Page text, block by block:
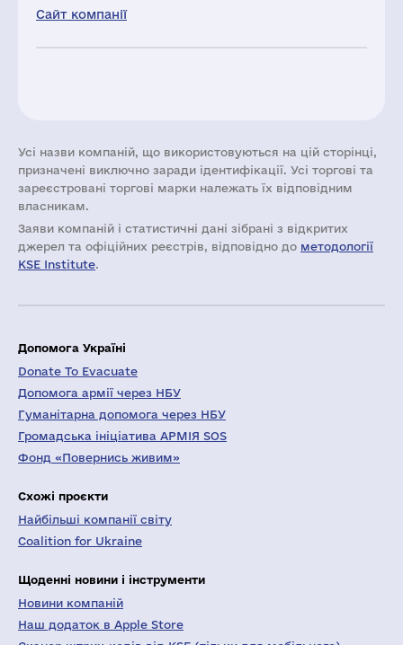
Сайт компанії
Усі назви компаній, що використовуються на цій сторінці,
призначені виключно заради ідентифікації. Усі торгові та
зареєстровані торгові марки належать їх відповідним
власникам.
Заяви компаній i статистичні дані зібрані з відкритих
джерел та офіційних реєстрів, відповідно до методології
KSE Institute.
Допомога Україні
Donate To Evacuate
Допомога армії через НБУ
Гуманітарна допомога через НБУ
Громадська ініціатива АРМІЯ SOS
Фонд «Повернись живим»
Схожі проєкти
Найбільші компанії світу
Coalition for Ukraine
Щоденні новини і інструменти
Новини компаній
Наш додаток в Apple Store